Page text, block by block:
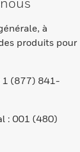
à
produits pour
1 (877) 841-
: 001 (480)